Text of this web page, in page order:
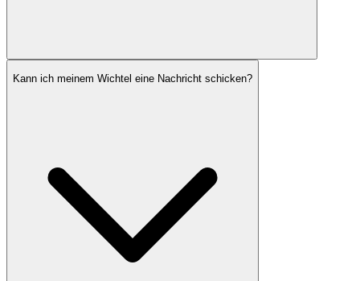
Kann ich meinem Wichtel eine Nachricht schicken?